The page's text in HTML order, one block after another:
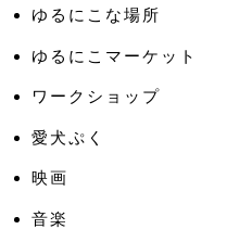
ゆるにこな場所
ゆるにこマーケット
ワークショップ
愛犬ぷく
映画
音楽